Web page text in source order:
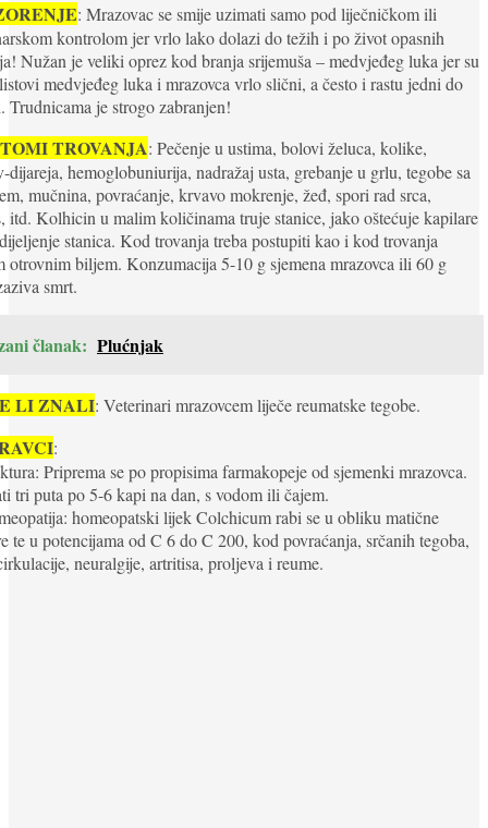
: Mrazovac se smije uzimati samo pod liječničkom ili
kontrolom jer vrlo lako dolazi do težih i po život opasnih
Nužan je veliki oprez kod branja srijemuša – medvjeđeg luka jer su
medvjeđeg luka i mrazovca vrlo slični, a često i rastu jedni do
Trudnicama je strogo zabranjen!
TROVANJA: Pečenje u ustima, bolovi želuca, kolike,
dijareja, hemoglobuniurija, nadražaj usta, grebanje u grlu, tegobe sa
mučnina, povraćanje, krvavo mokrenje, žeđ, spori rad srca,
itd. Kolhicin u malim količinama truje stanice, jako oštećuje kapilare
stanica. Kod trovanja treba postupiti kao i kod trovanja
otrovnim biljem. Konzumacija 5-10 g sjemena mrazovca ili 60 g
smrt.
članak: Plućnjak
LI ZNALI: Veterinari mrazovcem liječe reumatske tegobe.
:
Priprema se po propisima farmakopeje od sjemenki mrazovca.
tri puta po 5-6 kapi na dan, s vodom ili čajem.
homeopatski lijek Colchicum rabi se u obliku matične
te u potencijama od C 6 do C 200, kod povraćanja, srčanih tegoba,
neuralgije, artritisa, proljeva i reume.